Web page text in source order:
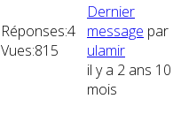
Réponses:4
Vues:815
Dernier
message par
ulamir
il y a 2 ans 10
mois